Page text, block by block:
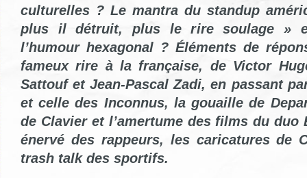
culturelles ? Le mantra du standup
plus il détruit, plus le rire soulage »
l’humour hexagonal ? Éléments de
fameux rire à la française, de Victor
Sattouf et Jean-Pascal Zadi, en passant
et celle des Inconnus, la gouaille de
de Clavier et l’amertume des films du
énervé des rappeurs, les caricatures de
trash talk des sportifs.